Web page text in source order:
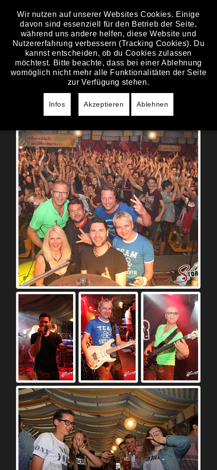
FREITAG, 23. JUNI 2017
NÖRDLINGER MESS
Nördlinger Mess war Vollgas am Start :)
Vielen Dank für diese geile Party!!
Heute geht’s weiter nach Schweinfurt.
Viel Spaß mit den Bildern :)
Wir nutzen auf unserer Websites Cookies. Einige
davon sind essenziell für den Betrieb der Seite,
während uns andere helfen, diese Website und
Nutzererfahrung verbessern (Tracking Cookies). Du
kannst entscheiden, ob du Cookies zulassen
möchtest. Bitte beachte, dass bei einer Ablehnung
womöglich nicht mehr alle Funktionalitäten der Seite
zur Verfügung stehen.
Infos Akzeptieren Ablehnen